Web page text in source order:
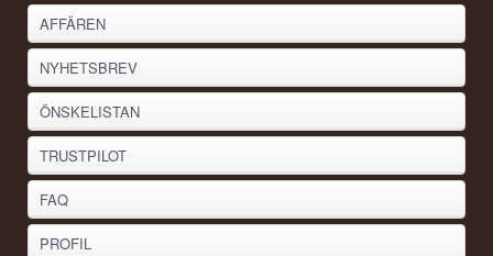
AFFÄREN
NYHETSBREV
ÖNSKELISTAN
TRUSTPILOT
FAQ
PROFIL